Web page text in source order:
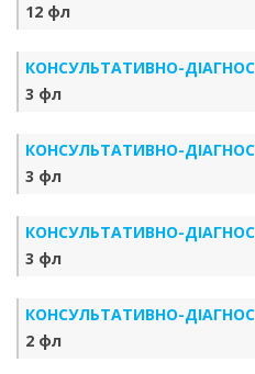
12 фл
КОНСУЛЬТАТИВНО-
3 фл
КОНСУЛЬТАТИВНО-
3 фл
КОНСУЛЬТАТИВНО-
3 фл
КОНСУЛЬТАТИВНО-
2 фл